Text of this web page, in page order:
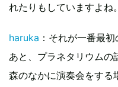
れたりもしていますよね。
haruka ：それが一番最
あと、プラネタリウムの
森のなかに演奏会をする